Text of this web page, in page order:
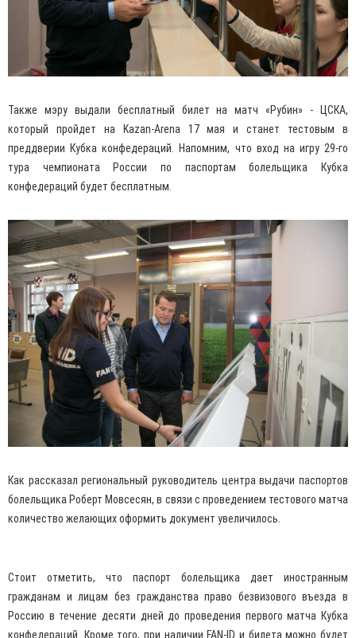
Также мэру выдали бесплатный билет на матч «Рубин» - ЦСКА,
который пройдет на Kazan-Arena 17 мая и станет тестовым в
преддверии Кубка конфедераций. Напомним, что вход на игру 29-го
тура чемпионата России по паспортам болельщика Кубка
конфедераций будет бесплатным.
Как рассказал региональный руководитель центра выдачи паспортов
болельщика Роберт Мовсесян, в связи с проведением тестового матча
количество желающих оформить документ увеличилось.
Стоит отметить, что паспорт болельщика дает иностранным
гражданам и лицам без гражданства право безвизового въезда в
Россию в течение десяти дней до проведения первого матча Кубка
конфедераций. Кроме того, при наличии FAN-ID и билета можно будет